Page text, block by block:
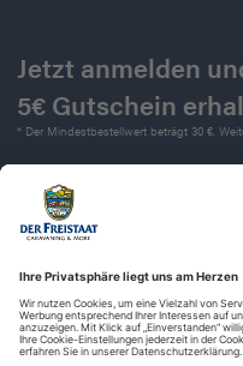
Jetzt anmelden
5€ Gutschein
* Der Mindestbestellwert beträgt 30 €.